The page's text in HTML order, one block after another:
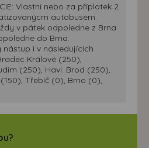
Vlastní nebo za příplatek 2
autobusem.
v pátek odpoledne z Brna
do Brna.
i v následujících
Králové (250),
(250), Havl. Brod (250),
Třebíč (0), Brno (0),